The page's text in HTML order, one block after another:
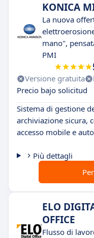
KONICA
La nuova
mano",
PMI
Versione gratuita
Precio bajo solicitud
Sistema di gestione
archiviazione sicura,
accesso mobile e
Più dettagli
ELO
OFFICE
Flusso di